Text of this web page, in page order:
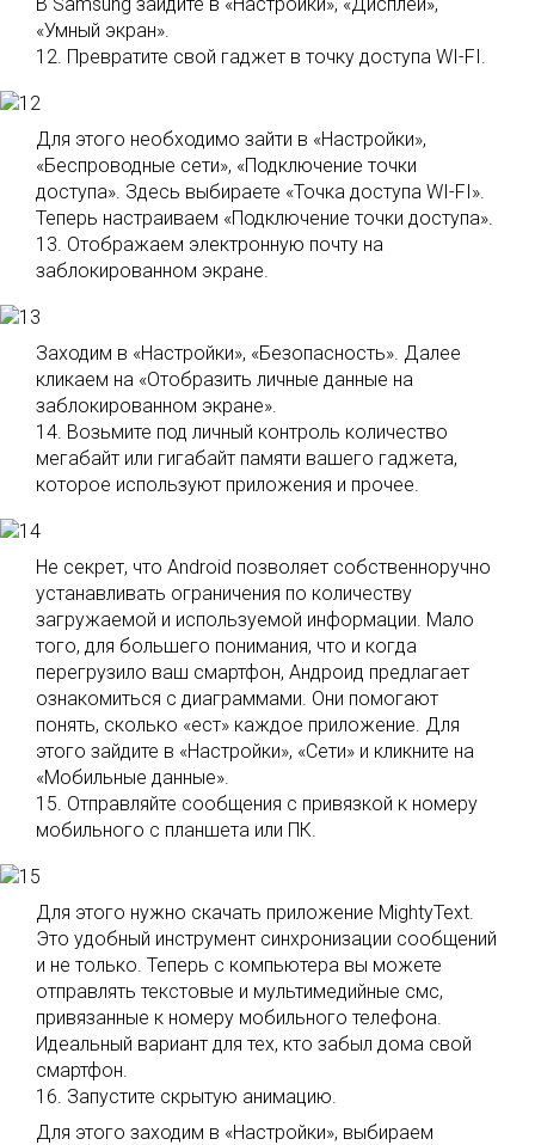
«Умный экран».
12. Превратите свой гаджет в точку доступа WI-FI.
Для этого необходимо зайти в «Настройки»,
«Беспроводные сети», «Подключение точки
доступа». Здесь выбираете «Точка доступа WI-FI».
Теперь настраиваем «Подключение точки доступа».
13. Отображаем электронную почту на
заблокированном экране.
Заходим в «Настройки», «Безопасность». Далее
кликаем на «Отобразить личные данные на
заблокированном экране».
14. Возьмите под личный контроль количество
мегабайт или гигабайт памяти вашего гаджета,
которое используют приложения и прочее.
Не секрет, что Android позволяет собственноручно
устанавливать ограничения по количеству
загружаемой и используемой информации. Мало
того, для большего понимания, что и когда
перегрузило ваш смартфон, Андроид предлагает
ознакомиться с диаграммами. Они помогают
понять, сколько «ест» каждое приложение. Для
этого зайдите в «Настройки», «Сети» и кликните на
«Мобильные данные».
15. Отправляйте сообщения с привязкой к номеру
мобильного с планшета или ПК.
Для этого нужно скачать приложение MightyText.
Это удобный инструмент синхронизации сообщений
и не только. Теперь с компьютера вы можете
отправлять текстовые и мультимедийные смс,
привязанные к номеру мобильного телефона.
Идеальный вариант для тех, кто забыл дома свой
смартфон.
16. Запустите скрытую анимацию.
Для этого заходим в «Настройки», выбираем